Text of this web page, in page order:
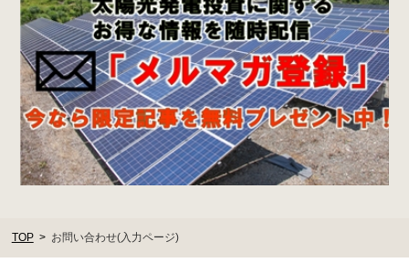
TOP お問い合わせ(入力ページ)